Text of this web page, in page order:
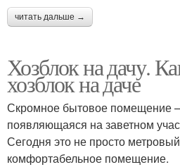
читать дальше →
Хозблок на дачу.
хозблок на даче
Скромное бытовое помещение –
появляющаяся на заветном
Сегодня это не просто
комфортабельное помещение.